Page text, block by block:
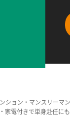
ション・マンスリーマ
電付きで単身赴任にも